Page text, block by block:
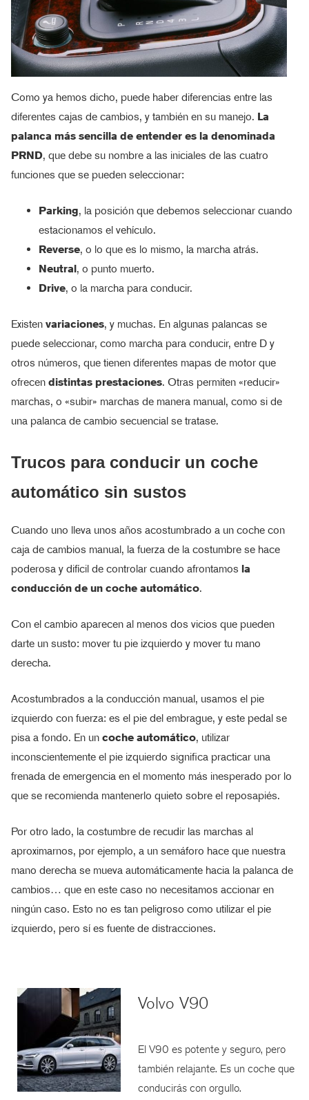
Como ya hemos dicho, puede haber diferencias entre las
diferentes cajas de cambios, y también en su manejo. La
palanca más sencilla de entender es la denominada
PRND, que debe su nombre a las iniciales de las cuatro
funciones que se pueden seleccionar:
Parking, la posición que debemos seleccionar cuando
estacionamos el vehículo.
Reverse, o lo que es lo mismo, la marcha atrás.
Neutral, o punto muerto.
Drive, o la marcha para conducir.
Existen variaciones, y muchas. En algunas palancas se
puede seleccionar, como marcha para conducir, entre D y
otros números, que tienen diferentes mapas de motor que
ofrecen distintas prestaciones. Otras permiten «reducir»
marchas, o «subir» marchas de manera manual, como si de
una palanca de cambio secuencial se tratase.
Trucos para conducir un coche
automático sin sustos
Cuando uno lleva unos años acostumbrado a un coche con
caja de cambios manual, la fuerza de la costumbre se hace
poderosa y difícil de controlar cuando afrontamos la
conducción de un coche automático.
Con el cambio aparecen al menos dos vicios que pueden
darte un susto: mover tu pie izquierdo y mover tu mano
derecha.
Acostumbrados a la conducción manual, usamos el pie
izquierdo con fuerza: es el pie del embrague, y este pedal se
pisa a fondo. En un coche automático, utilizar
inconscientemente el pie izquierdo significa practicar una
frenada de emergencia en el momento más inesperado por lo
que se recomienda mantenerlo quieto sobre el reposapiés.
Por otro lado, la costumbre de recudir las marchas al
aproximarnos, por ejemplo, a un semáforo hace que nuestra
mano derecha se mueva automáticamente hacia la palanca de
cambios… que en este caso no necesitamos accionar en
ningún caso. Esto no es tan peligroso como utilizar el pie
izquierdo, pero sí es fuente de distracciones.
Volvo V90
El V90 es potente y seguro, pero
también relajante. Es un coche que
conducirás con orgullo.